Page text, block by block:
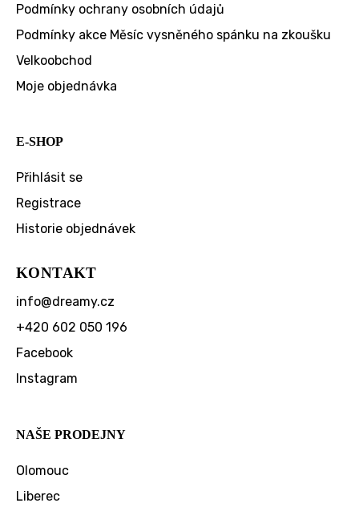
Podmínky ochrany osobních údajů
Podmínky akce Měsíc vysněného spánku na zkoušku
Velkoobchod
Moje objednávka
E-SHOP
Přihlásit se
Registrace
Historie objednávek
KONTAKT
info@dreamy.cz
+420 602 050 196
Facebook
Instagram
NAŠE PRODEJNY
Olomouc
Liberec